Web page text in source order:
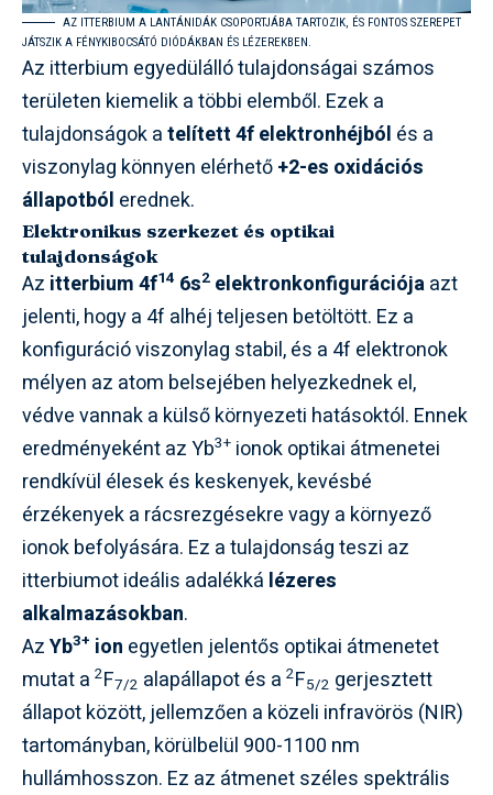
AZ ITTERBIUM A LANTÁNIDÁK CSOPORTJÁBA TARTOZIK, ÉS FONTOS SZEREPET
JÁTSZIK A FÉNYKIBOCSÁTÓ DIÓDÁKBAN ÉS LÉZEREKBEN.
Az itterbium egyedülálló tulajdonságai számos
területen kiemelik a többi elemből. Ezek a
tulajdonságok atelített 4f elektronhéjból és a
viszonylag könnyen elérhető+2-es oxidációs
állapotból erednek.
Elektronikus szerkezet és optikai
tulajdonságok
Az itterbium 4f14 6s2 elektronkonfigurációjaazt
jelenti, hogy a 4f alhéj teljesen betöltött. Ez a
konfiguráció viszonylag stabil, és a 4f elektronok
mélyen az atom belsejében helyezkednek el,
védve vannak a külső környezeti hatásoktól. Ennek
eredményeként az Yb3+ ionok optikai átmenetei
rendkívül élesek és keskenyek, kevésbé
érzékenyek a rácsrezgésekre vagy a környező
ionok befolyására. Ez a tulajdonság teszi az
itterbiumot ideális adalékká lézeres
alkalmazásokban.
AzYb3+ ion egyetlen jelentős optikai átmenetet
mutat a 2F7/2 alapállapot és a 2F5/2 gerjesztett
állapot között, jellemzően a közeli infravörös (NIR)
tartományban, körülbelül 900-1100 nm
hullámhosszon. Ez az átmenet széles spektrális